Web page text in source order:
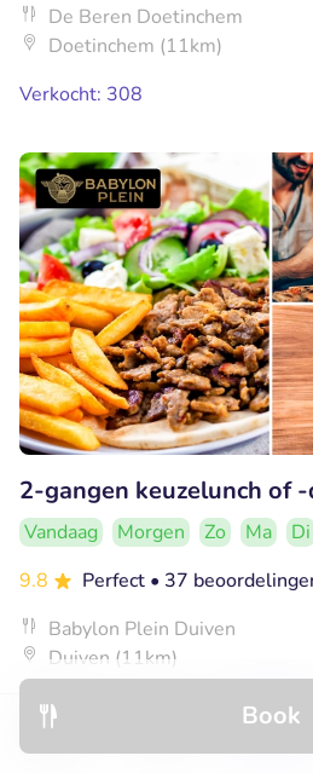
Book
De Beren Doetinchem
Doetinchem (11km)
Verkocht: 308
2-gangen keuzelunch of
Vandaag Morgen Zo Ma Di
9.8
Perfect • 37
Babylon Plein Duiven
Duiven (11km)
Verkocht: 430